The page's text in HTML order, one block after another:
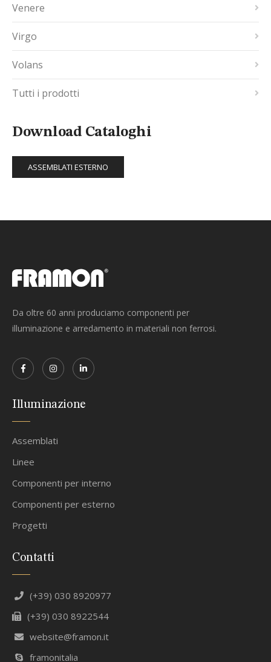
Venere
Virgo
Volans
Tutti i prodotti
Download Cataloghi
ASSEMBLATI ESTERNO
Da oltre 60 anni produciamo componenti per
illuminazione e arredamento in materiali non ferrosi.
Illuminazione
Assemblati
Linee
Componenti per interno
Componenti per esterno
Progetti
Contatti
(+39) 030 8920977
(+39) 030 8922544
website@framon.it
framonitalia